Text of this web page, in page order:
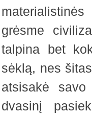
grėsme
talpina bet
sėklą, nes
atsisakė
dvasinį